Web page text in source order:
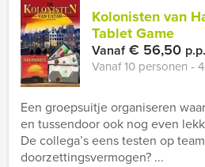
Kolonisten van
Tablet Game
Vanaf€ 56,50
Vanaf 10 personen ‐
Een groepsuitje organiseren
en tussendoor ook nog even
De collega’s eens testen op
doorzettingsvermogen? ...